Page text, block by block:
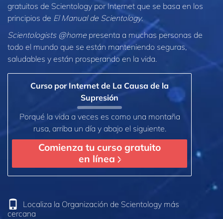
gratuitos de Scientology por Internet que se basa en los
principios de El Manual de Scientology.
Scientologists @home presenta a muchas personas de
todo el mundo que se están manteniendo seguras,
saludables y están prosperando en la vida.
Curso por Internet de La Causa de la
Supresión
Porqué la vida a veces es como una montaña
rusa, arriba un día y abajo el siguiente.
Comienza tu curso gratuito
en línea
Localiza la Organización de Scientology más
cercana